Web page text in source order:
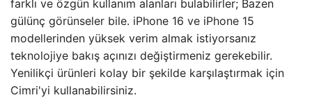
farklı ve özgün kullanım alanları bulabilirler; Bazen
gülünç görünseler bile. iPhone 16 ve iPhone 15
modellerinden yüksek verim almak istiyorsanız
teknolojiye bakış açınızı değiştirmeniz gerekebilir.
Yenilikçi ürünleri kolay bir şekilde karşılaştırmak için
Cimri'yi kullanabilirsiniz.